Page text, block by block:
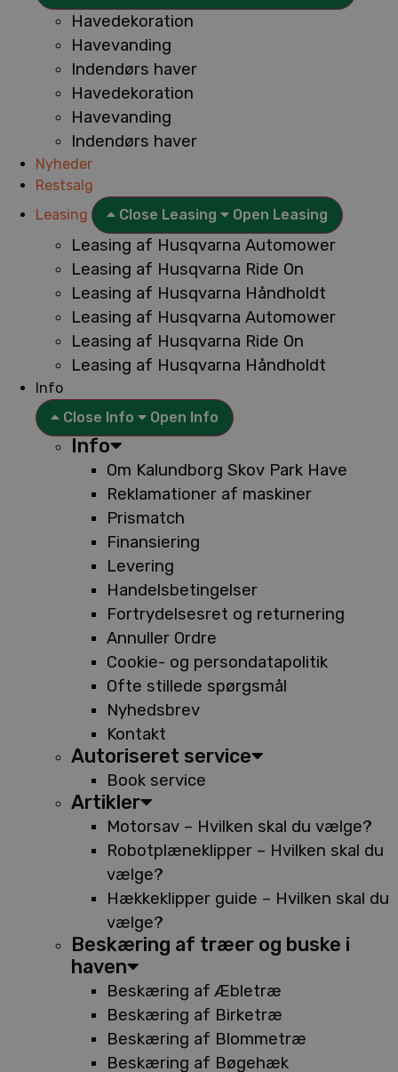
Havedekoration
Havevanding
Indendørs haver
Havedekoration
Havevanding
Indendørs haver
Nyheder
Restsalg
Leasing
Close Leasing Open Leasing
Leasing af Husqvarna Automower
Leasing af Husqvarna Ride On
Leasing af Husqvarna Håndholdt
Leasing af Husqvarna Automower
Leasing af Husqvarna Ride On
Leasing af Husqvarna Håndholdt
Info
Close Info
Open Info
Info
Om Kalundborg Skov Park Have
Reklamationer af maskiner
Prismatch
Finansiering
Levering
Handelsbetingelser
Fortrydelsesret og returnering
Annuller Ordre
Cookie- og persondatapolitik
Ofte stillede spørgsmål
Nyhedsbrev
Kontakt
Autoriseret service
Book service
Artikler
Motorsav – Hvilken skal du vælge?
Robotplæneklipper – Hvilken skal du
vælge?
Hækkeklipper guide – Hvilken skal du
vælge?
Beskæring af træer og buske i
haven
Beskæring af Æbletræ
Beskæring af Birketræ
Beskæring af Blommetræ
Beskæring af Bøgehæk